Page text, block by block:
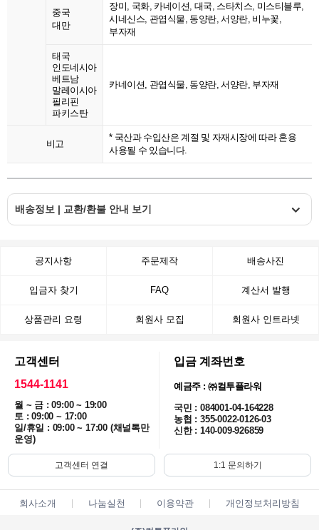
중국
대만
장미, 국화, 카네이션, 대국, 스타치스, 미스티블루,
시네신스, 관엽식물, 동양란, 서양란, 비누꽃,
부자재
태국
인도네시아
베트남
말레이시아
필리핀
파키스탄
카네이션, 관엽식물, 동양란, 서양란, 부자재
비고
* 국산과 수입산은 계절 및 자재시장에 따라 혼용
사용될 수 있습니다.
배송정보 | 교환/환불 안내 보기
공지사항 주문제작 배송사진
입금자 찾기 FAQ 계산서 발행
상품관리 요령 회원사 모집 회원사 인트라넷
고객센터
1544-1141
월 ~ 금 : 09:00 ~ 19:00
토 : 09:00 ~ 17:00
일/휴일 : 09:00 ~ 17:00 (채널톡만
운영)
입금 계좌번호
예금주 : ㈜컬투플라워
국민 : 084001-04-164228
농협 : 355-0022-0126-03
신한 : 140-009-926859
고객센터 연결 1:1 문의하기
회사소개 나눔실천 이용약관 개인정보처리방침